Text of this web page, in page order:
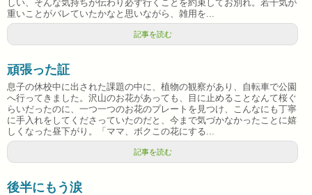
しい、そんな気持ちが伝わり必ず行くことを約束してお別れ。若干気が
重いことがバレていたかなと思いながら、雑用を...
記事を読む
頑張った証
息子の休校中に出された課題の中に、植物の観察があり、自転車で公園
へ行ってきました。沢山のお花があっても、目に止めることなんて桜ぐ
らいだったのに、一つ一つのお花のプレートを見つけ、こんなにも丁寧
に手入れをしてくださっていたのだと、今まで気づかなかったことに嬉
しくなった昼下がり。「ママ、ボクこの花にする...
記事を読む
後半にもう涙